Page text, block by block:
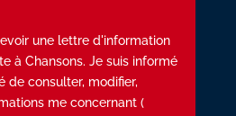
une lettre d'information
à Chansons. Je suis informé
de consulter, modifier,
me concernant (